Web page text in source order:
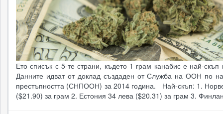
Ето списък с 5-те страни, където 1 грам канабис е най-скъп
Данните идват от доклад създаден от Служба на ООН по
престъпността (СНПООН) за 2014 година. Най-скъп: 1.
($21.90) за грам 2. Естония 34 лева ($20.31) за грам 3.